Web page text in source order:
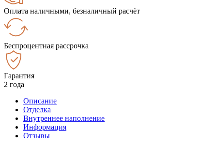
Оплата наличными, безналичный расчёт
Беспроцентная рассрочка
Гарантия
2 года
Описание
Отделка
Внутреннее наполнение
Информация
Отзывы